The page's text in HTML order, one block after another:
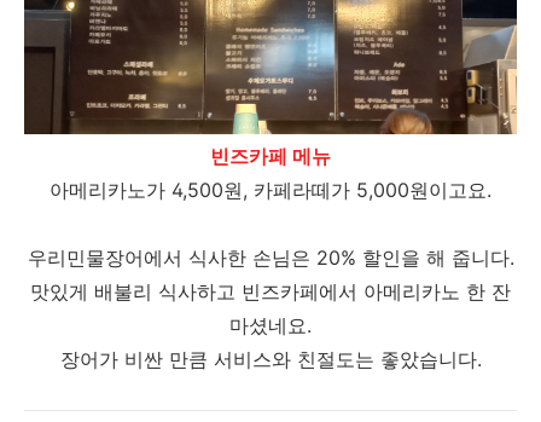
빈즈카페 메뉴
아메리카노가 4,500원, 카페라떼가 5,000원이고요.
우리민물장어에서 식사한 손님은 20% 할인을 해 줍니다.
맛있게 배불리 식사하고 빈즈카페에서 아메리카노 한 잔
마셨네요.
장어가 비싼 만큼 서비스와 친절도는 좋았습니다.